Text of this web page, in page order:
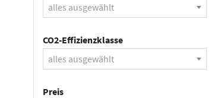
alles ausgewählt
CO2-Effizienzklasse
alles ausgewählt
Preis